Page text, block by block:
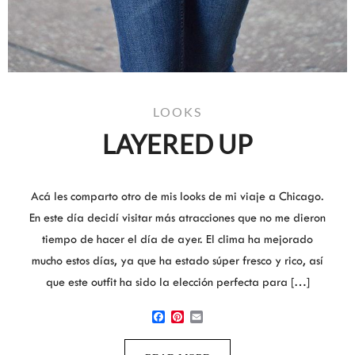
LOOKS
LAYERED UP
Acá les comparto otro de mis looks de mi viaje a Chicago.
En este día decidí visitar más atracciones que no me dieron
tiempo de hacer el día de ayer. El clima ha mejorado
mucho estos días, ya que ha estado súper fresco y rico, así
que este outfit ha sido la elección perfecta para […]